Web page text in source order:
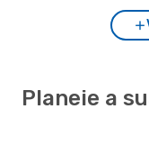
Planeie a